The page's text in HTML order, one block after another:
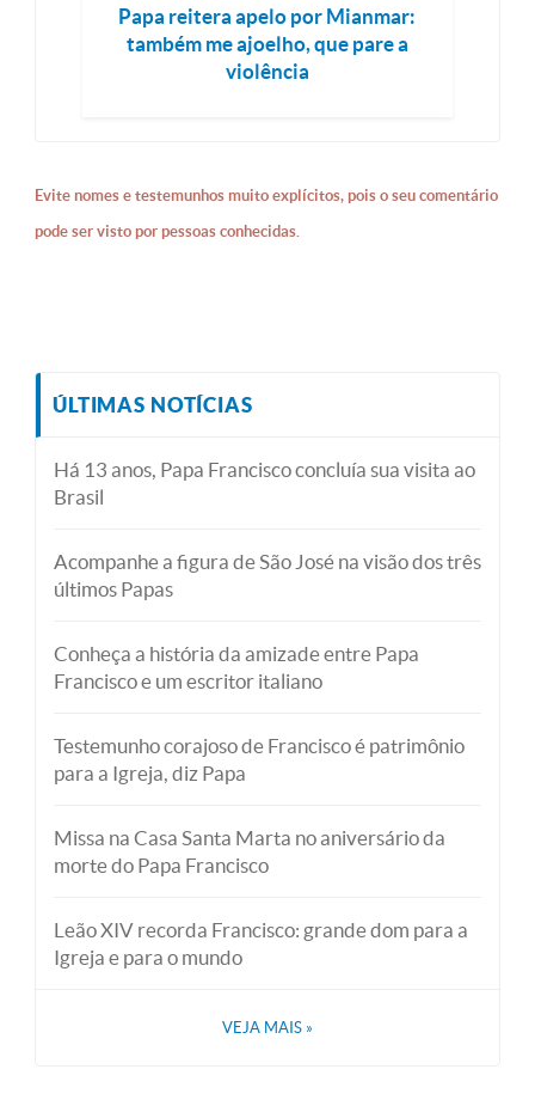
Papa reitera apelo por Mianmar:
também me ajoelho, que pare a
violência
Evite nomes e testemunhos muito explícitos, pois o seu comentário
pode ser visto por pessoas conhecidas.
ÚLTIMAS NOTÍCIAS
Há 13 anos, Papa Francisco concluía sua visita ao
Brasil
Acompanhe a figura de São José na visão dos três
últimos Papas
Conheça a história da amizade entre Papa
Francisco e um escritor italiano
Testemunho corajoso de Francisco é patrimônio
para a Igreja, diz Papa
Missa na Casa Santa Marta no aniversário da
morte do Papa Francisco
Leão XIV recorda Francisco: grande dom para a
Igreja e para o mundo
VEJA MAIS »